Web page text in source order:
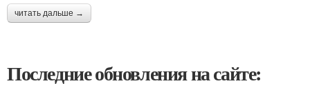
читать дальше →
Последние обновления на сайте: